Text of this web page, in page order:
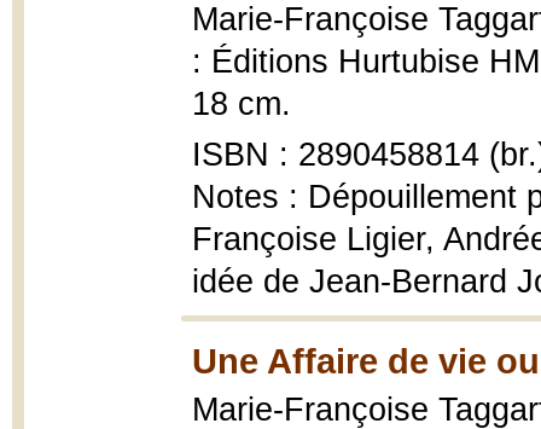
Marie-Françoise
: Éditions Hurtubise
18 cm.
ISBN : 2890458814
Notes : Dépouillement
Françoise Ligier,
idée de Jean-Bernard
Une Affaire de vie
Marie-Françoise